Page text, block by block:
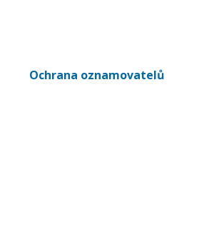
Ochrana oznamovatelů